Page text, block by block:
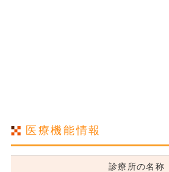
医療機能情報
診療所の名称